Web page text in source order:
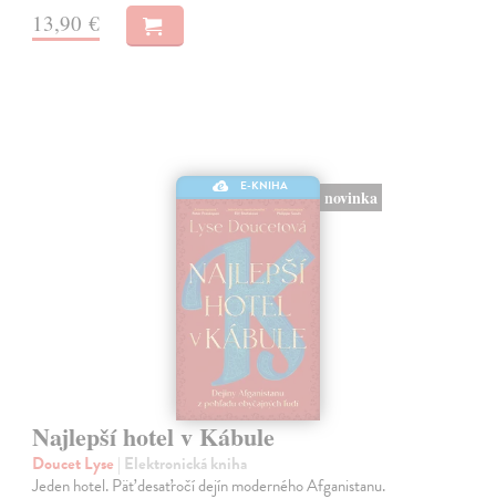
13,90 €
E-KNIHA
novinka
Najlepší hotel v Kábule
Doucet Lyse | Elektronická kniha
Jeden hotel. Päť desaťročí dejín moderného Afganistanu.